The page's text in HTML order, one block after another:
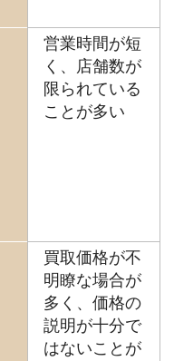
営業時間が短
く、店舗数が
限られている
ことが多い
買取価格が不
明瞭な場合が
多く、価格の
説明が十分で
はないことが